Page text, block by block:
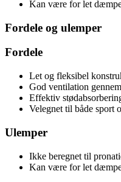
Kan være for let
Fordele og ulemper
Fordele
Let og fleksibel
God ventilation
Effektiv
Velegnet til både sport
Ulemper
Ikke beregnet til
Kan være for let